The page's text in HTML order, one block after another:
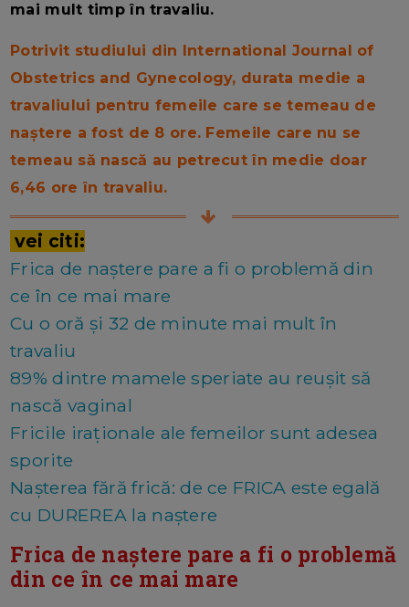
mai mult timp în travaliu.
Potrivit studiului din International Journal of
Obstetrics and Gynecology, durata medie a
travaliului pentru femeile care se temeau de
naștere a fost de 8 ore. Femeile care nu se
temeau să nască au petrecut în medie doar
6,46 ore în travaliu.
vei citi:
Frica de naștere pare a fi o problemă din
ce în ce mai mare
Cu o oră și 32 de minute mai mult în
travaliu
89% dintre mamele speriate au reușit să
nască vaginal
Fricile iraționale ale femeilor sunt adesea
sporite
Nașterea fără frică: de ce FRICA este egală
cu DUREREA la naștere
Frica de naștere pare a fi o problemă
din ce în ce mai mare